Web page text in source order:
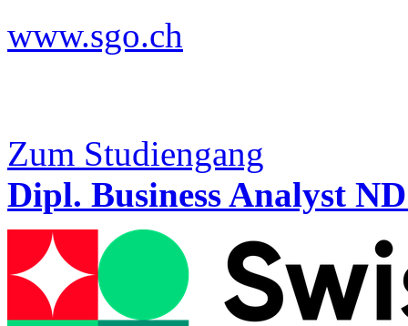
www.sgo.ch
Zum Studiengang
Dipl. Business Analyst